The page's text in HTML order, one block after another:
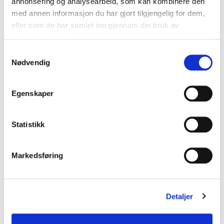
med annen informasjon du har gjort tilgjengelig for dem,
eller som de har samlet inn gjennom din bruk av
Nødvendig
Egenskaper
Statistikk
Markedsføring
Detaljer
CE-merking med blekkstråleskriver.
Korrekt CE-merke.